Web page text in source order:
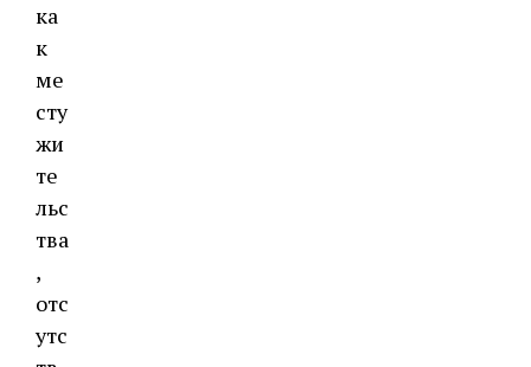
ка
к
ме
сту
жи
те
льс
тва
,
отс
утс